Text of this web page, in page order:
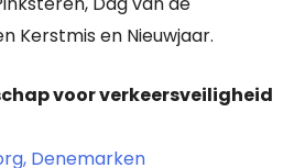
Kerstmis en Nieuwjaar.
voor verkeersveiligheid
Denemarken